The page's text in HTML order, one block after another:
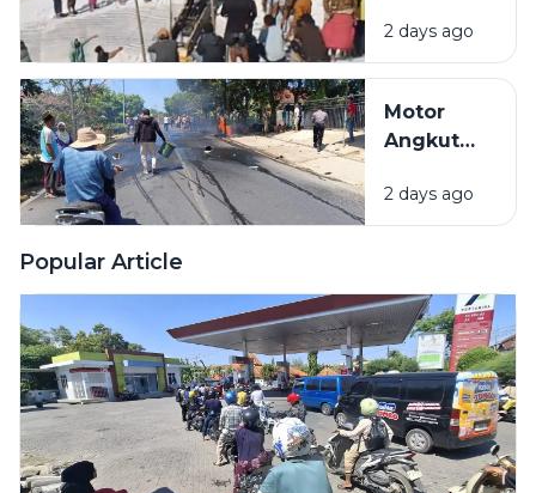
Miliar.
Galian C di
Pamekasan,
Selamat
2 days ago
Motor
Angkut
BBM
Terbakar
Pamekasan,
1 Orang
Meninggal
2 days ago
Popular Article